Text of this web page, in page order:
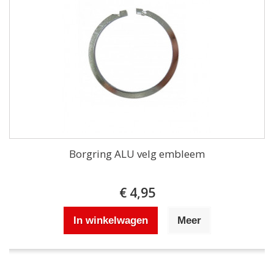
Borgring ALU velg embleem
€ 4,95
In winkelwagen Meer